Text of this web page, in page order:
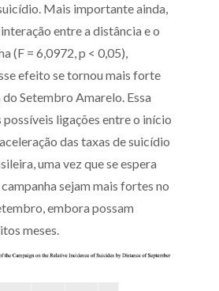
Mais importante ainda,
entre a distância e o
(F = 6,0972, p < 0,05),
efeito se tornou mais forte
do Setembro Amarelo. Essa
possíveis ligações entre o início
das taxas de suicídio
uma vez que se espera
sejam mais fortes no
embora possam
meses.